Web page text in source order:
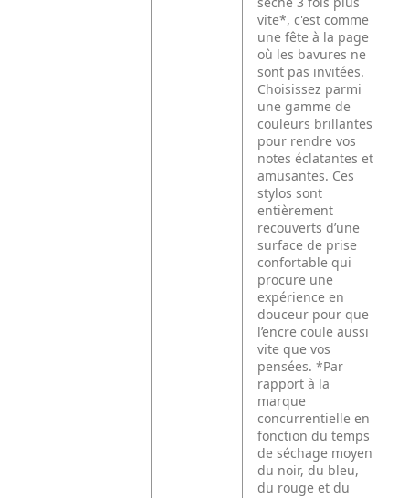
vite*, c'est comme
une fête à la page
où les bavures ne
sont pas invitées.
Choisissez parmi
une gamme de
couleurs brillantes
pour rendre vos
notes éclatantes et
amusantes. Ces
stylos sont
entièrement
recouverts d’une
surface de prise
confortable qui
procure une
expérience en
douceur pour que
l’encre coule aussi
vite que vos
pensées. *Par
rapport à la
marque
concurrentielle en
fonction du temps
de séchage moyen
du noir, du bleu,
du rouge et du